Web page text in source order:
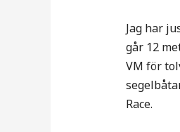
Jag har
går 12
VM för
Race.